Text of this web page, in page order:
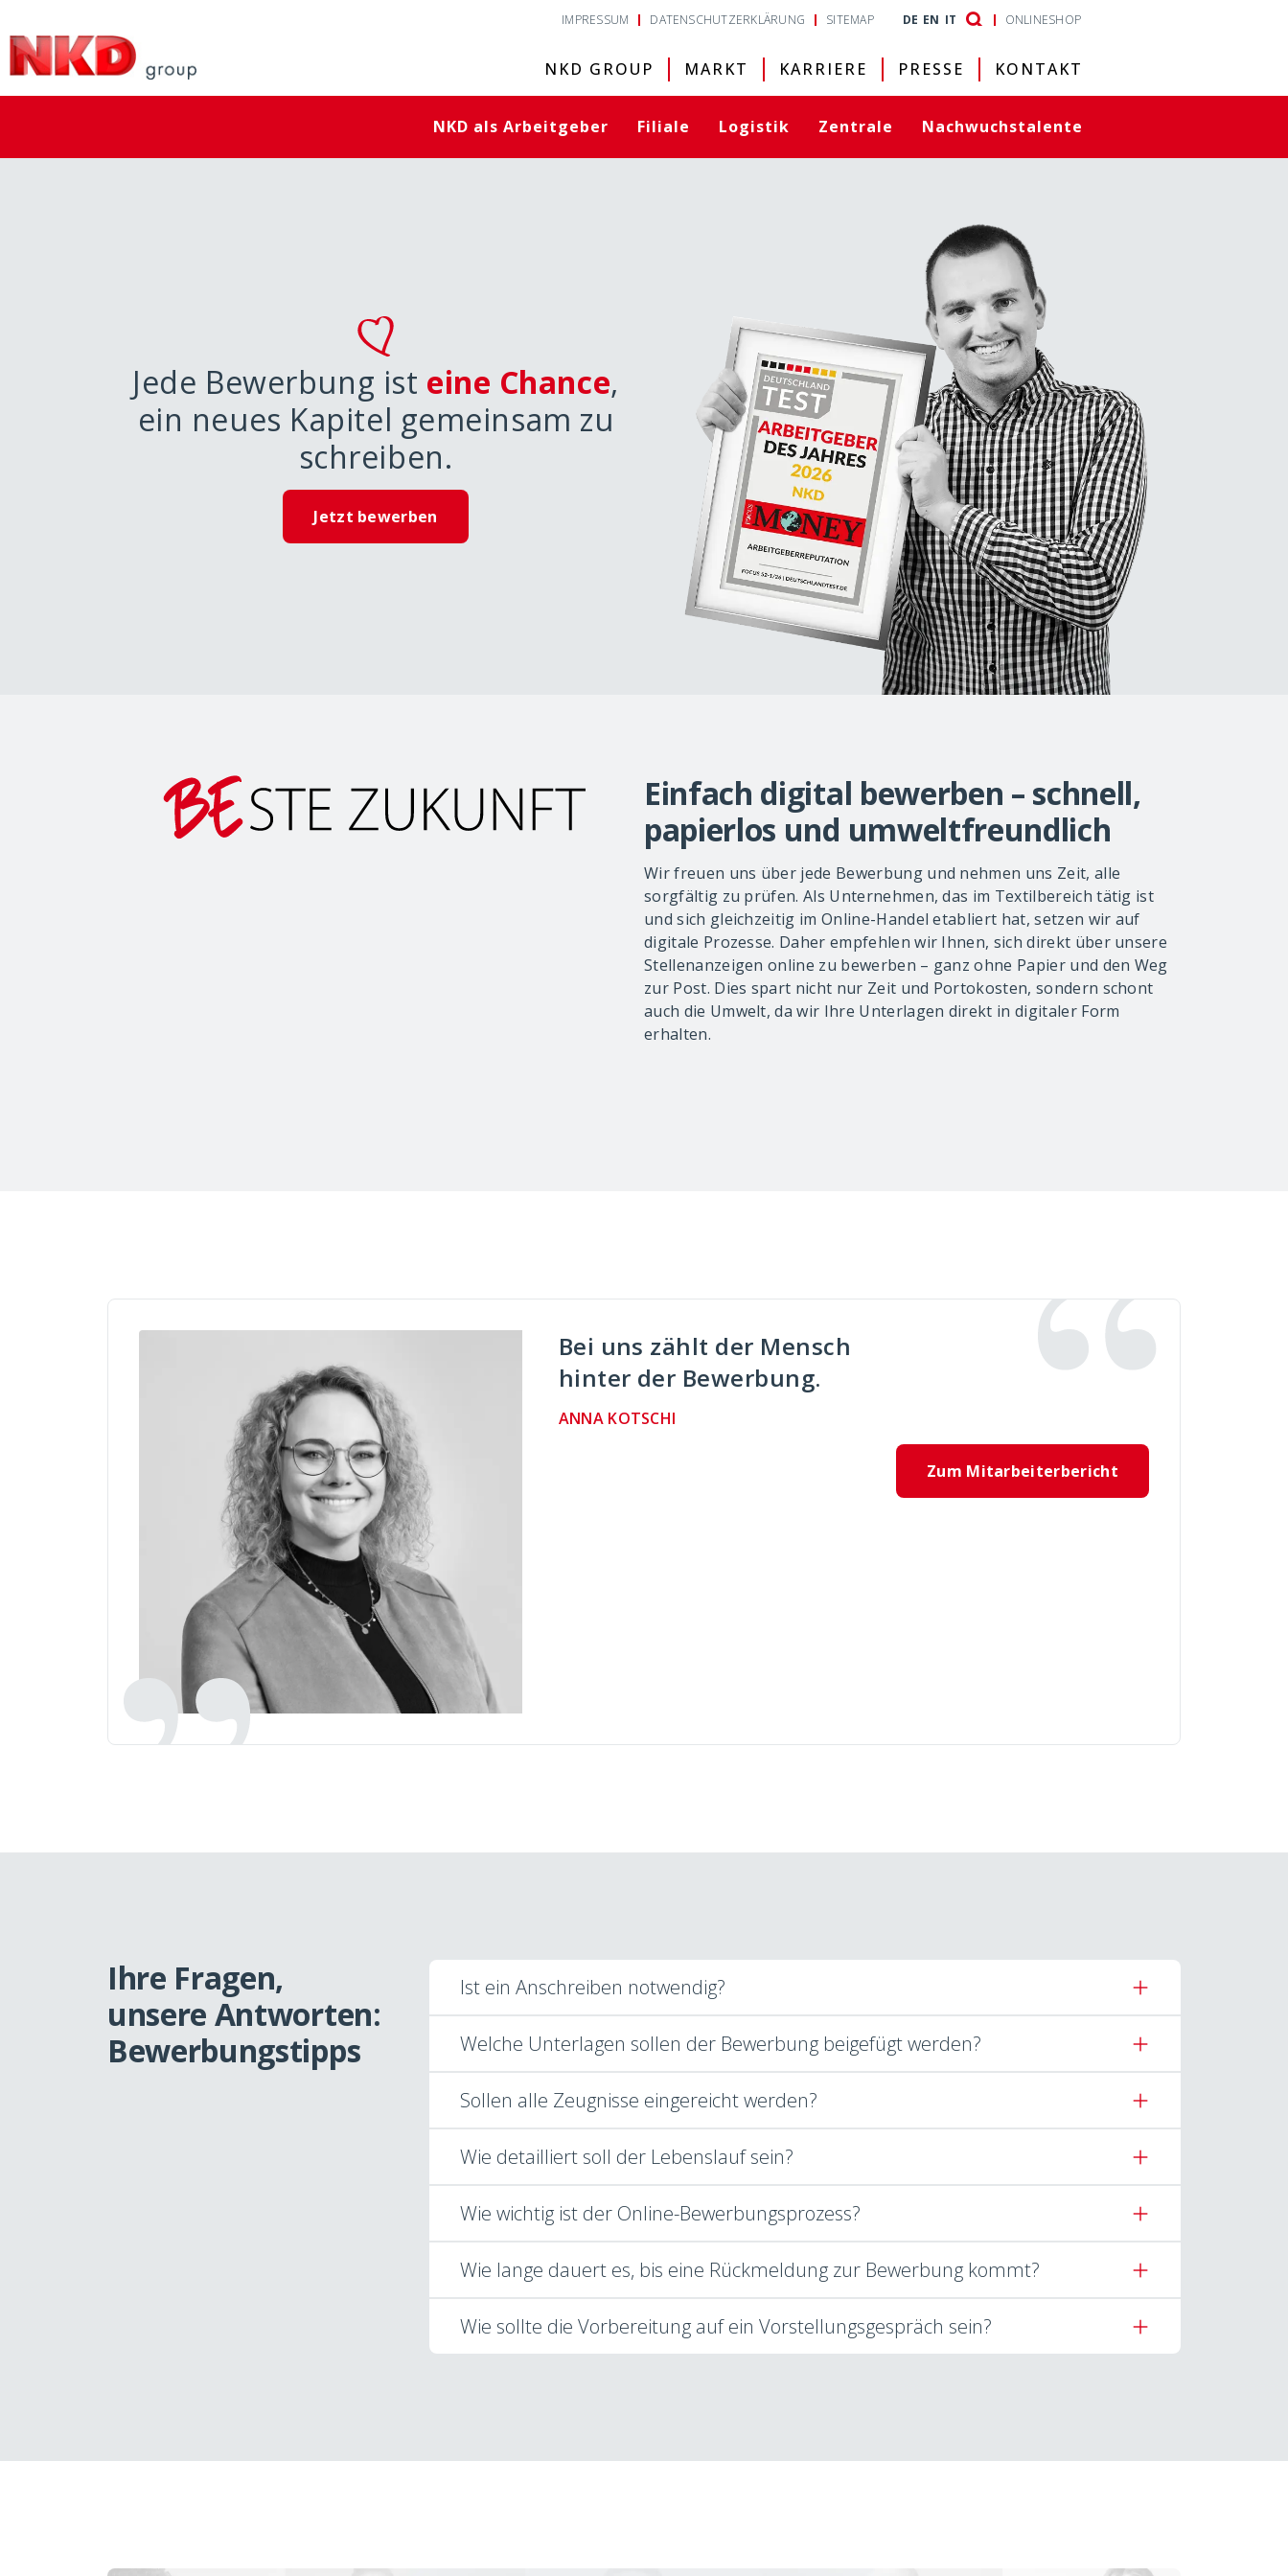
IMPRESSUM DATENSCHUTZERKLÄRUNG SITEMAP DE EN IT ONLINESHOP
NKD GROUP MARKT KARRIERE
NKD als Arbeitgeber Filiale Logistik Zentrale Nachwuchstalente
PRESSE KONTAKT
Jede Bewerbung ist eine Chance,
ein neues Kapitel gemeinsam zu
schreiben.
Jetzt bewerben
Einfach digital bewerben – schnell,
papierlos und umweltfreundlich
Wir freuen uns über jede Bewerbung und nehmen uns Zeit, alle
sorgfältig zu prüfen. Als Unternehmen, das im Textilbereich tätig ist
und sich gleichzeitig im Online-Handel etabliert hat, setzen wir auf
digitale Prozesse. Daher empfehlen wir Ihnen, sich direkt über unsere
Stellenanzeigen online zu bewerben – ganz ohne Papier und den Weg
zur Post. Dies spart nicht nur Zeit und Portokosten, sondern schont
auch die Umwelt, da wir Ihre Unterlagen direkt in digitaler Form
erhalten.
Bei uns zählt der Mensch
hinter der Bewerbung.
ANNA KOTSCHI
Zum Mitarbeiterbericht
Ihre Fragen,
unsere Antworten:
Bewerbungs­tipps
Ist ein Anschreiben notwendig?
Welche Unterlagen sollen der Bewerbung beigefügt werden?
Sollen alle Zeugnisse eingereicht werden?
Wie detailliert soll der Lebenslauf sein?
Wie wichtig ist der Online-Bewerbungsprozess?
Wie lange dauert es, bis eine Rückmeldung zur Bewerbung kommt?
Wie sollte die Vorbereitung auf ein Vorstellungsgespräch sein?